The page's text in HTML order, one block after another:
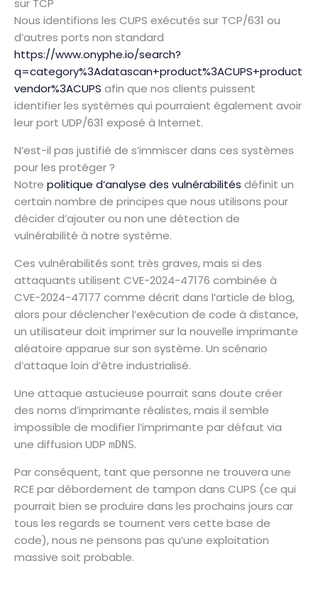
sur TCP
Nous identifions les CUPS exécutés sur TCP/631 ou
d’autres ports non standard
https://www.onyphe.io/search?
q=category%3Adatascan+product%3ACUPS+product
vendor%3ACUPS afin que nos clients puissent
identifier les systèmes qui pourraient également avoir
leur port UDP/631 exposé à Internet.
N’est-il pas justifié de s’immiscer dans ces systèmes
pour les protéger ?
Notre politique d’analyse des vulnérabilités définit un
certain nombre de principes que nous utilisons pour
décider d’ajouter ou non une détection de
vulnérabilité à notre système.
Ces vulnérabilités sont très graves, mais si des
attaquants utilisent CVE-2024-47176 combinée à
CVE-2024-47177 comme décrit dans l’article de blog,
alors pour déclencher l’exécution de code à distance,
un utilisateur doit imprimer sur la nouvelle imprimante
aléatoire apparue sur son système. Un scénario
d’attaque loin d’être industrialisé.
Une attaque astucieuse pourrait sans doute créer
des noms d’imprimante réalistes, mais il semble
impossible de modifier l’imprimante par défaut via
une diffusion UDP mDNS.
Par conséquent, tant que personne ne trouvera une
RCE par débordement de tampon dans CUPS (ce qui
pourrait bien se produire dans les prochains jours car
tous les regards se tournent vers cette base de
code), nous ne pensons pas qu’une exploitation
massive soit probable.